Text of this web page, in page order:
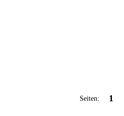
Seiten: 1